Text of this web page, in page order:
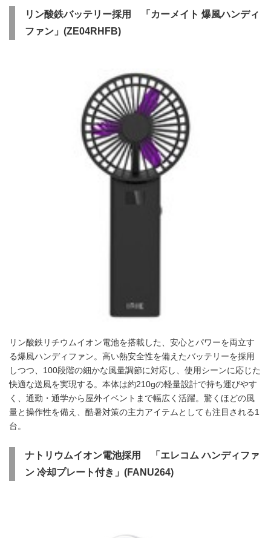
リン酸鉄バッテリー採用 「カーメイト 爆風ハンディ
ファン」(ZE04RHFB)
リン酸鉄リチウムイオン電池を搭載した、安心とパワーを両立す
る爆風ハンディファン。高い熱安全性を備えたバッテリーを採用
しつつ、100段階の細かな風量調節に対応し、使用シーンに応じた
快適な送風を実現する。本体は約210gの軽量設計で持ち運びやす
く、通勤・通学から屋外イベントまで幅広く活躍。驚くほどの風
量と操作性を備え、酷暑対策の主力アイテムとしても注目される1
台。
ナトリウムイオン電池採用 「エレコム ハンディファ
ン 冷却プレート付き」(FANU264)